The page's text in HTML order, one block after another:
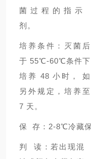
菌过程的指示
剂。
培养条件：灭菌后
于 55℃-60℃条件下
培养 48 小时， 如
另外规定，培养至
7 天。
保 存：2-8℃冷藏保
判 读：若出现混